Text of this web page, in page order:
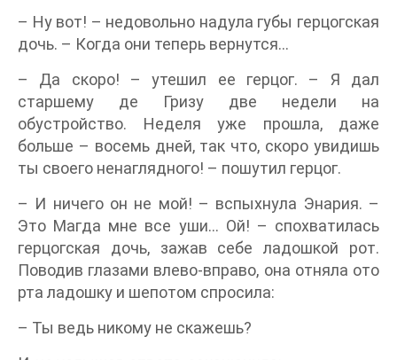
– Ну вот! – недовольно надула губы герцогская
дочь. – Когда они теперь вернутся…
– Да скоро! – утешил ее герцог. – Я дал
старшему де Гризу две недели на
обустройство. Неделя уже прошла, даже
больше – восемь дней, так что, скоро увидишь
ты своего ненаглядного! – пошутил герцог.
– И ничего он не мой! – вспыхнула Энария. –
Это Магда мне все уши… Ой! – спохватилась
герцогская дочь, зажав себе ладошкой рот.
Поводив глазами влево-вправо, она отняла ото
рта ладошку и шепотом спросила:
– Ты ведь никому не скажешь?